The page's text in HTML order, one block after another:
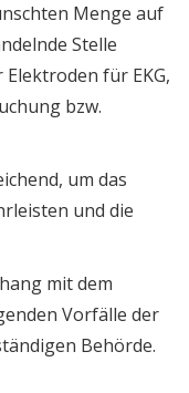
Menge auf
Stelle
für EKG,
bzw.
um das
und die
mit dem
Vorfälle der
Behörde.